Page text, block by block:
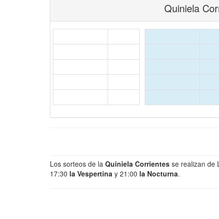
Quiniela
Los sorteos de la Quiniela Corrientes se realizan de
17:30 la Vespertina y 21:00 la Nocturna.